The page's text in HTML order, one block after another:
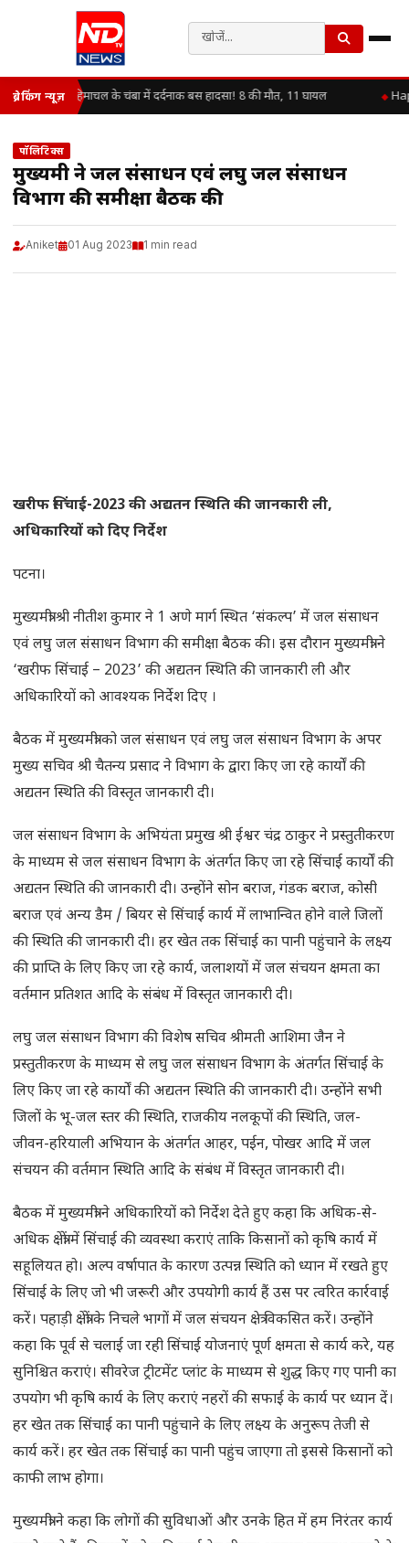
ब्रेकिंग न्यूज़ हिमाचल के चंबा में दर्दनाक बस हादसा! 8 की मौत, 11 घायल
पॉलिटिक्स
मुख्यमंत्री ने जल संसाधन एवं लघु जल संसाधन
विभाग की समीक्षा बैठक की
Aniket 01 Aug 2023 1 min read
खरीफ सिंचाई-2023 की अद्यतन स्थिति की जानकारी ली,
अधिकारियों को दिए निर्देश
पटना।
मुख्यमंत्री श्री नीतीश कुमार ने 1 अणे मार्ग स्थित ‘संकल्प’ में जल संसाधन
एवं लघु जल संसाधन विभाग की समीक्षा बैठक की। इस दौरान मुख्यमंत्री ने
‘खरीफ सिंचाई – 2023’ की अद्यतन स्थिति की जानकारी ली और
अधिकारियों को आवश्यक निर्देश दिए ।
बैठक में मुख्यमंत्री को जल संसाधन एवं लघु जल संसाधन विभाग के अपर
मुख्य सचिव श्री चैतन्य प्रसाद ने विभाग के द्वारा किए जा रहे कार्यों की
अद्यतन स्थिति की विस्तृत जानकारी दी।
जल संसाधन विभाग के अभियंता प्रमुख श्री ईश्वर चंद्र ठाकुर ने प्रस्तुतीकरण
के माध्यम से जल संसाधन विभाग के अंतर्गत किए जा रहे सिंचाई कार्यों की
अद्यतन स्थिति की जानकारी दी। उन्होंने सोन बराज, गंडक बराज, कोसी
बराज एवं अन्य डैम / बियर से सिंचाई कार्य में लाभान्वित होने वाले जिलों
की स्थिति की जानकारी दी। हर खेत तक सिंचाई का पानी पहुंचाने के लक्ष्य
की प्राप्ति के लिए किए जा रहे कार्य, जलाशयों में जल संचयन क्षमता का
वर्तमान प्रतिशत आदि के संबंध में विस्तृत जानकारी दी।
लघु जल संसाधन विभाग की विशेष सचिव श्रीमती आशिमा जैन ने
प्रस्तुतीकरण के माध्यम से लघु जल संसाधन विभाग के अंतर्गत सिंचाई के
लिए किए जा रहे कार्यों की अद्यतन स्थिति की जानकारी दी। उन्होंने सभी
जिलों के भू-जल स्तर की स्थिति, राजकीय नलकूपों की स्थिति, जल-
जीवन-हरियाली अभियान के अंतर्गत आहर, पईन, पोखर आदि में जल
संचयन की वर्तमान स्थिति आदि के संबंध में विस्तृत जानकारी दी।
बैठक में मुख्यमंत्री ने अधिकारियों को निर्देश देते हुए कहा कि अधिक-से-
अधिक क्षेत्रों में सिंचाई की व्यवस्था कराएं ताकि किसानों को कृषि कार्य में
सहूलियत हो। अल्प वर्षापात के कारण उत्पन्न स्थिति को ध्यान में रखते हुए
सिंचाई के लिए जो भी जरूरी और उपयोगी कार्य हैं उस पर त्वरित कार्रवाई
करें। पहाड़ी क्षेत्रों के निचले भागों में जल संचयन क्षेत्र विकसित करें। उन्होंने
कहा कि पूर्व से चलाई जा रही सिंचाई योजनाएं पूर्ण क्षमता से कार्य करे, यह
सुनिश्चित कराएं। सीवरेज ट्रीटमेंट प्लांट के माध्यम से शुद्ध किए गए पानी का
उपयोग भी कृषि कार्य के लिए कराएं नहरों की सफाई के कार्य पर ध्यान दें।
हर खेत तक सिंचाई का पानी पहुंचाने के लिए लक्ष्य के अनुरूप तेजी से
कार्य करें। हर खेत तक सिंचाई का पानी पहुंच जाएगा तो इससे किसानों को
काफी लाभ होगा।
मुख्यमंत्री ने कहा कि लोगों की सुविधाओं और उनके हित में हम निरंतर कार्य